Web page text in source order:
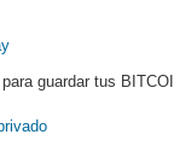
guardar tus